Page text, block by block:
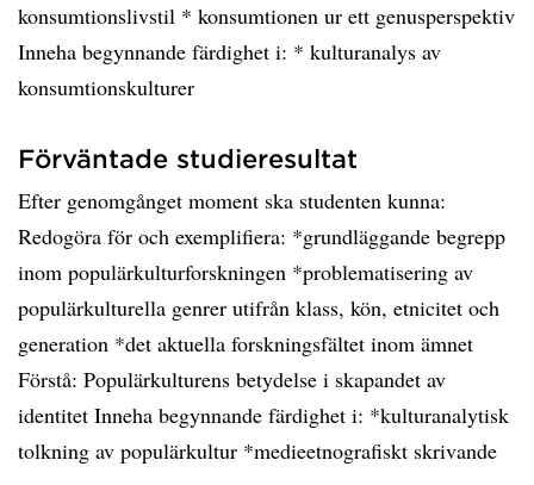
konsumtionslivstil * konsumtionen ur ett genusperspektiv
Inneha begynnande färdighet i: * kulturanalys av
konsumtionskulturer
Förväntade studieresultat
Efter genomgånget moment ska studenten kunna:
Redogöra för och exemplifiera: *grundläggande begrepp
inom populärkulturforskningen *problematisering av
populärkulturella genrer utifrån klass, kön, etnicitet och
generation *det aktuella forskningsfältet inom ämnet
Förstå: Populärkulturens betydelse i skapandet av
identitet Inneha begynnande färdighet i: *kulturanalytisk
tolkning av populärkultur *medieetnografiskt skrivande